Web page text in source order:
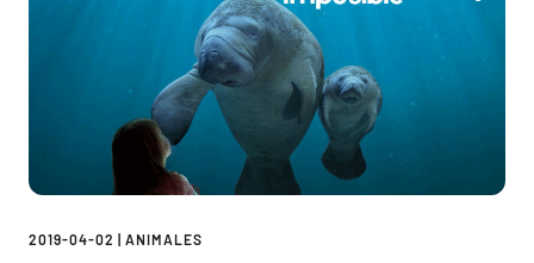
2019-04-02 ANIMALES